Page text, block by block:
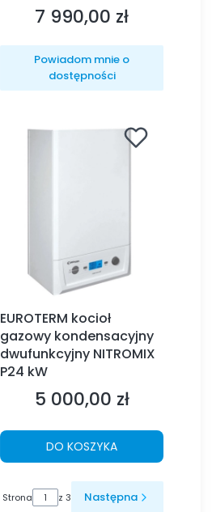
Cena
7 990,00 zł
Powiadom mnie o
dostępności
EUROTERM kocioł
gazowy kondensacyjny
dwufunkcyjny NITROMIX
P24 kW
Cena
5 000,00 zł
DO KOSZYKA
Strona z 3 Następna